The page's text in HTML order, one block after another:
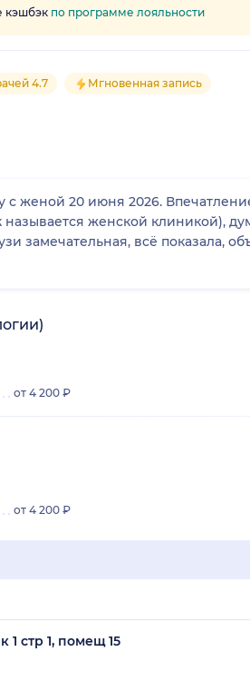
кэшбэк по программе лояльности
4.7 Мгновенная запись
женой 20 июня 2026.
называется женской клиникой),
замечательная, всё показала,
от 4 200 ₽
от 4 200 ₽
1 стр 1, помещ 15